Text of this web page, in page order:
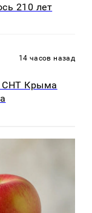
210 лет
14 часов назад
СНТ Крыма